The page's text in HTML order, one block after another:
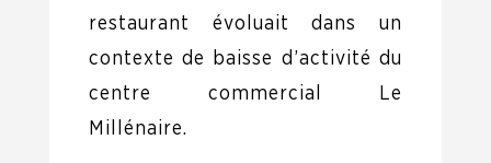
restaurant évoluait dans un
contexte de baisse d’activité du
centre commercial Le
Millénaire.